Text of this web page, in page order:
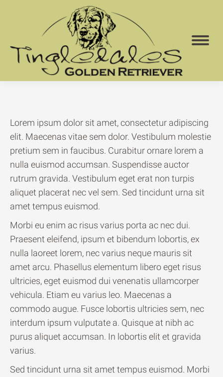
Lorem ipsum dolor sit amet, consectetur adipiscing
elit. Maecenas vitae sem dolor. Vestibulum molestie
pretium sem in faucibus. Curabitur ornare lorem a
nulla euismod accumsan. Suspendisse auctor
rutrum gravida. Vestibulum eget erat non turpis
aliquet placerat nec vel sem. Sed tincidunt urna sit
amet tempus euismod.
Morbi eu enim ac risus varius porta ac nec dui.
Praesent eleifend, ipsum et bibendum lobortis, ex
nulla laoreet lorem, nec varius neque mauris sit
amet arcu. Phasellus elementum libero eget risus
ultricies, eget euismod dui venenatis ullamcorper
vehicula. Etiam eu varius leo. Maecenas a
commodo augue. Fusce lobortis ultricies sem, nec
interdum ipsum vulputate a. Quisque at nibh ac
purus aliquet accumsan. In lobortis elit et gravida
varius.
Sed tincidunt urna sit amet tempus euismod. Morbi